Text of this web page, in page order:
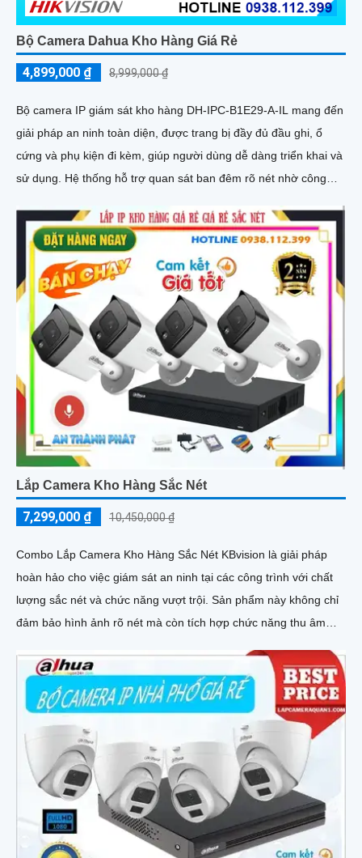
Bộ Camera Dahua Kho Hàng Giá Rẻ
4,899,000 ₫ 8,999,000 ₫
Bộ camera IP giám sát kho hàng DH-IPC-B1E29-A-IL mang đến
giải pháp an ninh toàn diện, được trang bị đầy đủ đầu ghi, ổ
cứng và phụ kiện đi kèm, giúp người dùng dễ dàng triển khai và
sử dụng. Hệ thống hỗ trợ quan sát ban đêm rõ nét nhờ công
năng phát hiện chuyển động thông minh, giúp đảm bảo an toàn
tuyệt đối cho khu vực kho hàng
Lắp Camera Kho Hàng Sắc Nét
7,299,000 ₫ 10,450,000 ₫
Combo Lắp Camera Kho Hàng Sắc Nét KBvision là giải pháp
hoàn hảo cho việc giám sát an ninh tại các công trình với chất
lượng sắc nét và chức năng vượt trội. Sản phẩm này không chỉ
đảm bảo hình ảnh rõ nét mà còn tích hợp chức năng thu âm
hơn